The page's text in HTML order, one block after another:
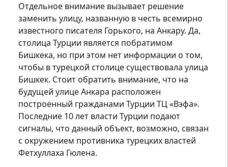
Отдельное внимание вызывает решение
заменить улицу, названную в честь всемирно
известного писателя Горького, на Анкару. Да,
столица Турции является побратимом
Бишкека, но при этом нет информации о том,
чтобы в турецкой столице существовала улица
Бишкек. Стоит обратить внимание, что на
будущей улице Анкара расположен
построенный гражданами Турции ТЦ «Вэфа».
Последние 10 лет власти Турции подают
сигналы, что данный объект, возможно, связан
с окружением противника турецких властей
Фетхуллаха Гюлена.